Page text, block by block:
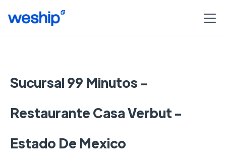
Sucursal 99 Minutos -
Restaurante Casa Verbut -
Estado De Mexico